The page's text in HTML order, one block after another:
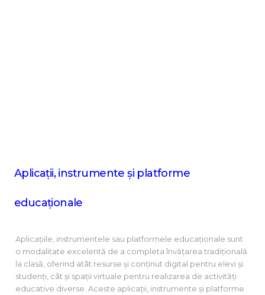
Aplicații, instrumente și platforme
educaționale
Aplicațiile, instrumentele sau platformele educaționale sunt
o modalitate excelentă de a completa învățarea tradițională
la clasă, oferind atât resurse și conținut digital pentru elevi și
studenți, cât și spații virtuale pentru realizarea de activități
educative diverse. Aceste aplicații, instrumente și platforme